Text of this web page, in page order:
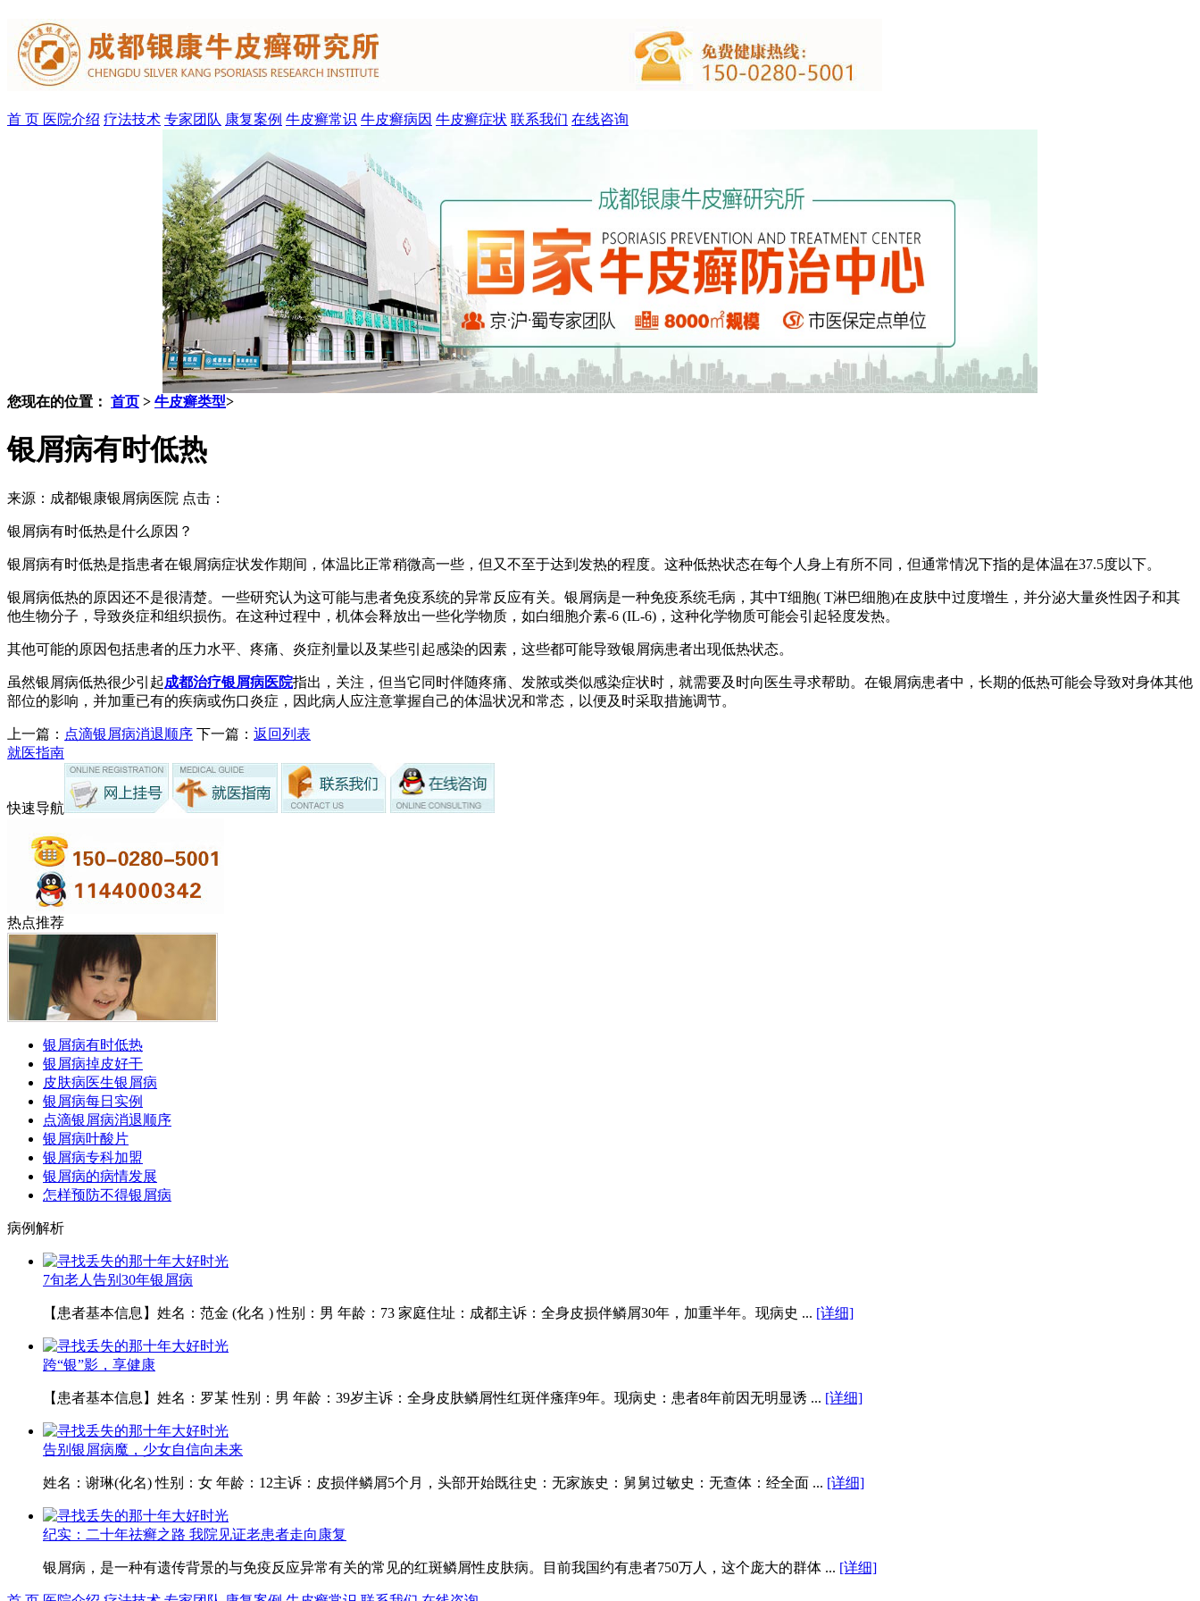
首 页 医院介绍 疗法技术 专家团队 康复案例 牛皮癣常识 牛皮癣病因 牛皮癣症状 联系我们 在线咨询
您现在的位置： 首页 > 牛皮癣类型>
银屑病有时低热
来源：成都银康银屑病医院 点击：
银屑病有时低热是什么原因？
银屑病有时低热是指患者在银屑病症状发作期间，体温比正常稍微高一些，但又不至于达到发热的程度。这种低热状态在每个人身上有所不同，但通常情况下指的是体温在37.5度以下。
银屑病低热的原因还不是很清楚。一些研究认为这可能与患者免疫系统的异常反应有关。银屑病是一种免疫系统毛病，其中T细胞( T淋巴细胞)在皮肤中过度增生，并分泌大量炎性因子和其
他生物分子，导致炎症和组织损伤。在这种过程中，机体会释放出一些化学物质，如白细胞介素-6 (IL-6)，这种化学物质可能会引起轻度发热。
其他可能的原因包括患者的压力水平、疼痛、炎症剂量以及某些引起感染的因素，这些都可能导致银屑病患者出现低热状态。
虽然银屑病低热很少引起成都治疗银屑病医院指出，关注，但当它同时伴随疼痛、发脓或类似感染症状时，就需要及时向医生寻求帮助。在银屑病患者中，长期的低热可能会导致对身体其他
部位的影响，并加重已有的疾病或伤口炎症，因此病人应注意掌握自己的体温状况和常态，以便及时采取措施调节。
上一篇： 点滴银屑病消退顺序 下一篇： 返回列表
就医指南
快速导航
热点推荐
银屑病有时低热
银屑病掉皮好干
皮肤病医生银屑病
银屑病每日实例
点滴银屑病消退顺序
银屑病叶酸片
银屑病专科加盟
银屑病的病情发展
怎样预防不得银屑病
病例解析
7旬老人告别30年银屑病
【患者基本信息】姓名：范金 (化名 ) 性别：男 年龄：73 家庭住址：成都主诉：全身皮损伴鳞屑30年，加重半年。现病史 ... [详细]
跨“银”影，享健康
【患者基本信息】姓名：罗某 性别：男 年龄：39岁主诉：全身皮肤鳞屑性红斑伴瘙痒9年。现病史：患者8年前因无明显诱 ... [详细]
告别银屑病魔，少女自信向未来
姓名：谢琳(化名) 性别：女 年龄：12主诉：皮损伴鳞屑5个月，头部开始既往史：无家族史：舅舅过敏史：无查体：经全面 ... [详细]
纪实：二十年祛癣之路 我院见证老患者走向康复
银屑病，是一种有遗传背景的与免疫反应异常有关的常见的红斑鳞屑性皮肤病。目前我国约有患者750万人，这个庞大的群体 ... [详细]